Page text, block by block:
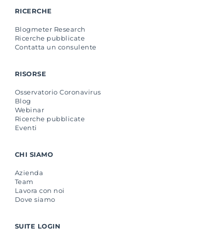
RICERCHE
Blogmeter Research
Ricerche pubblicate
Contatta un consulente
RISORSE
Osservatorio Coronavirus
Blog
Webinar
Ricerche pubblicate
Eventi
CHI SIAMO
Azienda
Team
Lavora con noi
Dove siamo
SUITE LOGIN